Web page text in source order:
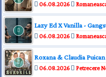
06.08.2026
Lazy Ed X Vanilla -
06.08.2026
Roxana & Claudia
06.08.2026 Petrecere